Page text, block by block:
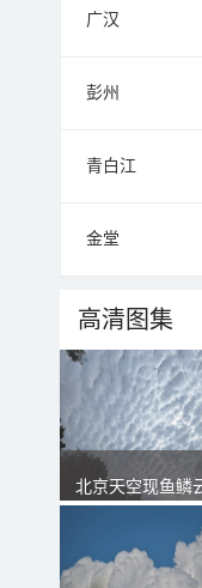
广汉
彭州
青白江
金堂
高清图集
北京天空现鱼鳞